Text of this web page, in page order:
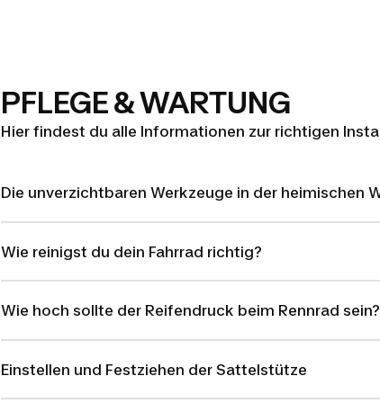
PFLEGE & WARTUNG
Hier findest du alle Informationen zur richtigen
Die unverzichtbaren Werkzeuge in der heimischen
Wie reinigst du dein Fahrrad richtig?
Wie hoch sollte der Reifendruck beim Rennrad sein?
Einstellen und Festziehen der Sattelstütze